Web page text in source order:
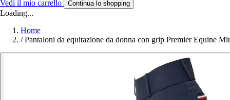
Vedi il mio carrello Continua lo shopping
Loading...
Home
/ Pantaloni da equitazione da donna con grip Premier Equine